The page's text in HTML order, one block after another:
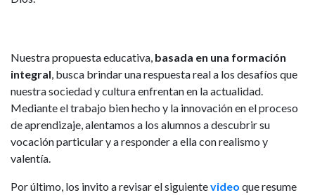
Nuestra propuesta educativa, basada en una formación
integral, busca brindar una respuesta real a los desafíos que
nuestra sociedad y cultura enfrentan en la actualidad.
Mediante el trabajo bien hecho y la innovación en el proceso
de aprendizaje, alentamos a los alumnos a descubrir su
vocación particular y a responder a ella con realismo y
valentía.
Por último, los invito a revisar el siguientevideo que resume